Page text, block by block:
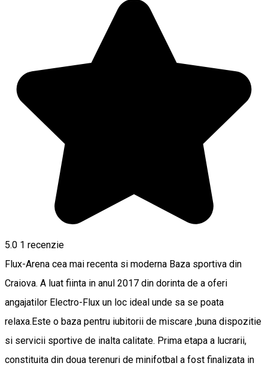
5.0 1 recenzie
Flux-Arena cea mai recenta si moderna Baza sportiva din
Craiova. A luat fiinta in anul 2017 din dorinta de a oferi
angajatilor Electro-Flux un loc ideal unde sa se poata
relaxa.Este o baza pentru iubitorii de miscare ,buna dispozitie
si servicii sportive de inalta calitate. Prima etapa a lucrarii,
constituita din doua terenuri de minifotbal a fost finalizata in